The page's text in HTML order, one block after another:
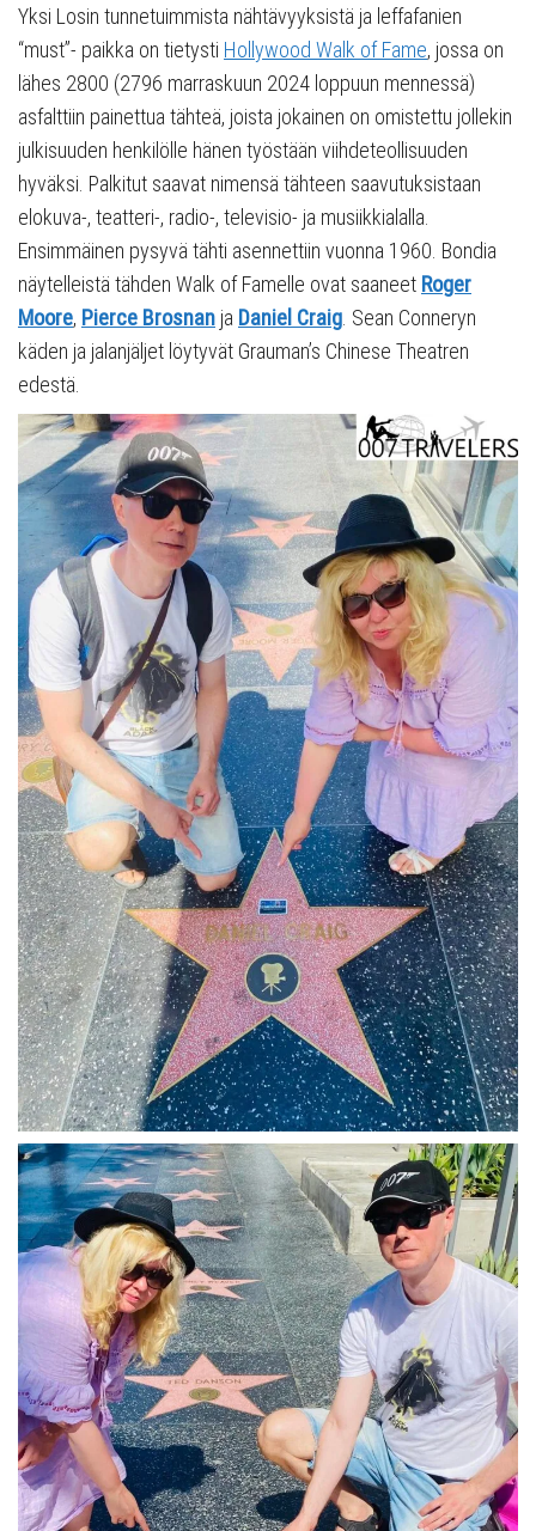
Yksi Losin tunnetuimmista nähtävyyksistä ja leffafanien
“must”- paikka on tietysti Hollywood Walk of Fame, jossa on
lähes 2800 (2796 marraskuun 2024 loppuun mennessä)
asfalttiin painettua tähteä, joista jokainen on omistettu jollekin
julkisuuden henkilölle hänen työstään viihdeteollisuuden
hyväksi. Palkitut saavat nimensä tähteen saavutuksistaan
elokuva-, teatteri-, radio-, televisio- ja musiikkialalla.
Ensimmäinen pysyvä tähti asennettiin vuonna 1960. Bondia
näytelleistä tähden Walk of Famelle ovat saaneet Roger
Moore, Pierce Brosnan ja Daniel Craig . Sean Conneryn
käden ja jalanjäljet löytyvät Grauman’s Chinese Theatren
edestä.